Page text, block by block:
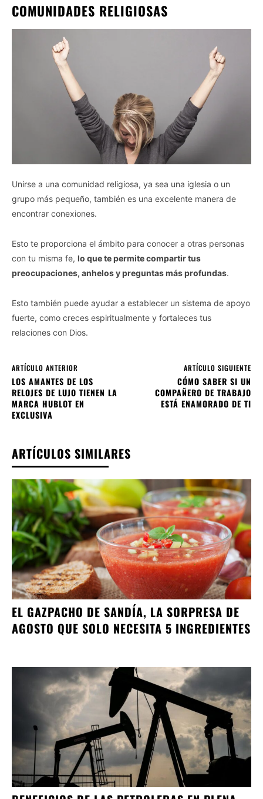
COMUNIDADES RELIGIOSAS
Unirse a una comunidad religiosa, ya sea una iglesia o un
grupo más pequeño, también es una excelente manera de
encontrar conexiones.
Esto te proporciona el ámbito para conocer a otras personas
con tu misma fe, lo que te permite compartir tus
preocupaciones, anhelos y preguntas más profundas.
Esto también puede ayudar a establecer un sistema de apoyo
fuerte, como creces espiritualmente y fortaleces tus
relaciones con Dios.
ARTÍCULO ANTERIOR
LOS AMANTES DE LOS
RELOJES DE LUJO TIENEN LA
MARCA HUBLOT EN
EXCLUSIVA
ARTÍCULO SIGUIENTE
CÓMO SABER SI UN
COMPAÑERO DE TRABAJO
ESTÁ ENAMORADO DE TI
ARTÍCULOS SIMILARES
EL GAZPACHO DE SANDÍA, LA SORPRESA DE
AGOSTO QUE SOLO NECESITA 5 INGREDIENTES